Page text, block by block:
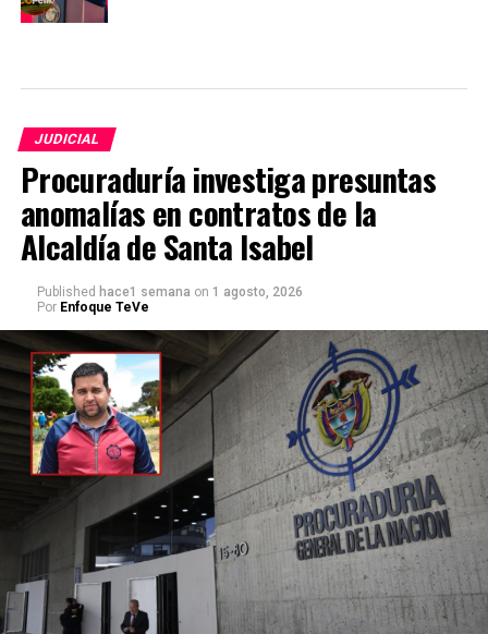
JUDICIAL
Procuraduría investiga presuntas
anomalías en contratos de la
Alcaldía de Santa Isabel
Published hace1 semana on 1 agosto, 2026
Por Enfoque TeVe